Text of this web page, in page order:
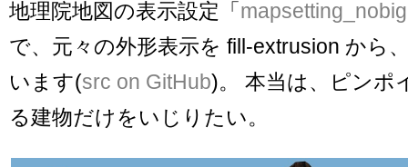
地理院地図の表示設定「
で、元々の外形表示を fill-extrusion から
います(src on GitHub)。 本当は、ピンポ
る建物だけをいじりたい。